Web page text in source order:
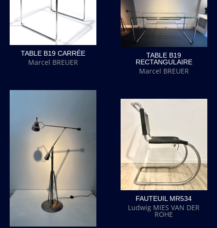
TABLE B19 CARRÉE
Marcel BREUER
TABLE B19
RECTANGULAIRE
Marcel BREUER
FAUTEUIL MR534
Ludwig MIES VAN DER
ROHE